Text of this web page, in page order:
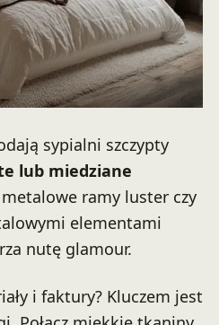
sypialni szczypty
lub miedziane
ramy luster czy
elementami
nutę glamour.
i faktury? Kluczem jest